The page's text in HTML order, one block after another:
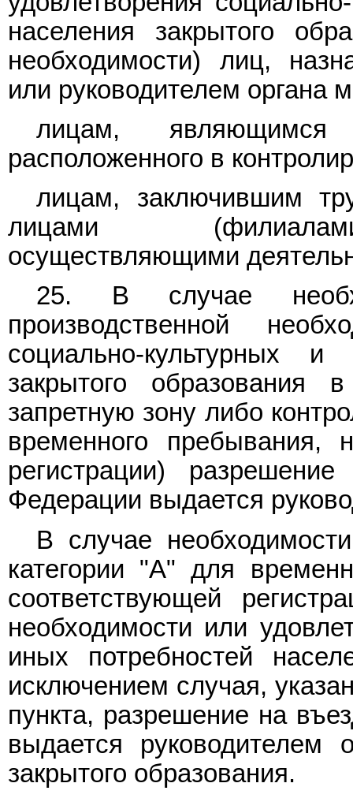
населения закрытого
необходимости) лиц,
или руководителем органа
лицам, являющимся
расположенного в
лицам, заключившим
лицами
осуществляющими
25. В случае
производственной
социально-культурных
закрытого
запретную зону либо
временного пребывания,
регистрации)
Федерации выдается
В случае
категории "А" для
соответствующей
необходимости или
иных потребностей
исключением случая,
пункта, разрешение на
выдается руководителем
закрытого образования.